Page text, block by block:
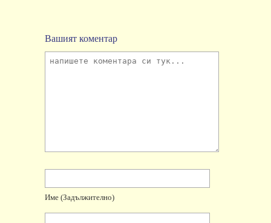
Вашият коментар
Име (задължително)